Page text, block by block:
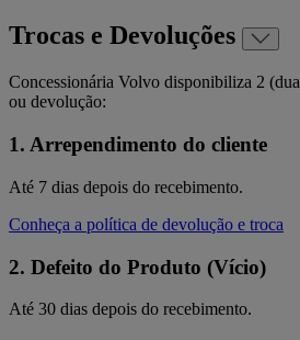
Trocas e Devoluções
Concessionária Volvo disponibiliza 2
ou devolução:
1. Arrependimento do cliente
Até 7 dias depois do recebimento.
Conheça a política de devolução e troca
2. Defeito do Produto (Vício)
Até 30 dias depois do recebimento.